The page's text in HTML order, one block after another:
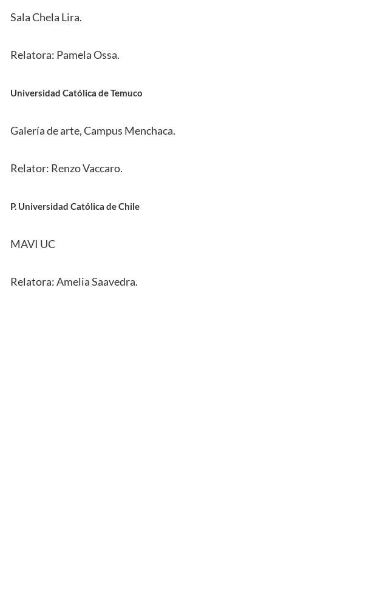
Sala Chela Lira.
Relatora: Pamela Ossa.
Universidad Católica de Temuco
Galería de arte, Campus Menchaca.
Relator: Renzo Vaccaro.
P. Universidad Católica de Chile
MAVI UC
Relatora: Amelia Saavedra.